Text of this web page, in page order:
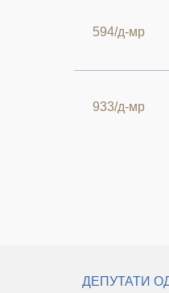
594/д-мр
933/д-мр
ДЕПУТАТИ